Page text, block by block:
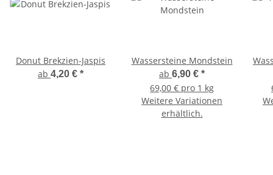
Donut Brekzien-Jaspis
ab 4,20 € *
Wassersteine Mondstein
ab 6,90 € *
69,00 € pro 1 kg
Weitere Variationen
erhältlich.